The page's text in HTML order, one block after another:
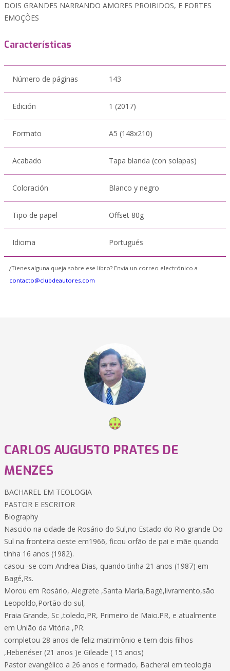
DOIS GRANDES NARRANDO AMORES PROIBIDOS, E FORTES
EMOÇÕES
Características
Número de páginas 143
Edición 1 (2017)
Formato A5 (148x210)
Acabado Tapa blanda (con solapas)
Coloración Blanco y negro
Tipo de papel Offset 80g
Idioma Portugués
¿Tienes alguna queja sobre ese libro? Envía un correo electrónico a
contacto@clubdeautores.com
CARLOS AUGUSTO PRATES DE
MENZES
BACHAREL EM TEOLOGIA
PASTOR E ESCRITOR
Biography
Nascido na cidade de Rosário do Sul,no Estado do Rio grande Do
Sul na fronteira oeste em1966, ficou orfão de pai e mãe quando
tinha 16 anos (1982).
casou -se com Andrea Dias, quando tinha 21 anos (1987) em
Bagé,Rs.
Morou em Rosário, Alegrete ,Santa Maria,Bagé,livramento,são
Leopoldo,Portão do sul,
Praia Grande, Sc ,toledo,PR, Primeiro de Maio.PR, e atualmente
em União da Vitória ,PR.
completou 28 anos de feliz matrimônio e tem dois filhos
,Hebenéser (21 anos )e Gileade ( 15 anos)
Pastor evangélico a 26 anos e formado, Bacheral em teologia